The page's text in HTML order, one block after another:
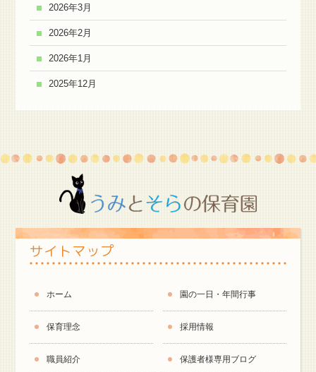
2026年3月
2026年2月
2026年1月
2025年12月
サイトマップ
ホーム
保育理念
職員紹介
園の一日・年間行事
採用情報
保護者様専用ブログ